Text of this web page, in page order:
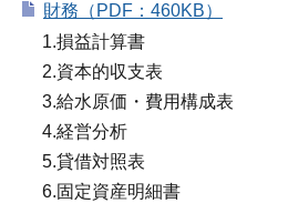
財務（PDF：460KB）
1.損益計算書
2.資本的収支表
3.給水原価・費用構成表
4.経営分析
5.貸借対照表
6.固定資産明細書